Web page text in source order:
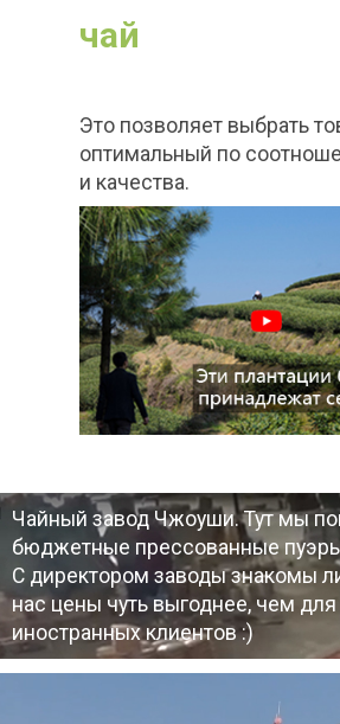
чай
Это позволяет выбрать
оптимальный по
и качества.
Чайный завод Чжоуши. Тут мы
бюджетные прессованные
С директором заводы знакомы
нас цены чуть выгоднее, чем для
иностранных клиентов :)